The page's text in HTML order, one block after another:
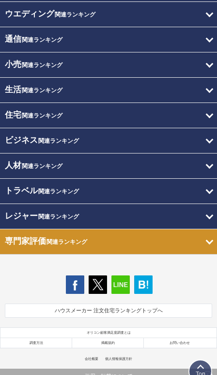
ウエディング関連ランキング
通信関連ランキング
小売関連ランキング
生活関連ランキング
住宅関連ランキング
ビジネス 関連ランキング
人材関連ランキング
トラベル関連ランキング
レジャー関連ランキング
専門家評価関連ランキング
ハウスメーカー 注文住宅ランキングトップへ
オリコン顧客満足度調査とは
調査方法 掲載規約 お問い合わせ
会社概要 個人情報保護方針